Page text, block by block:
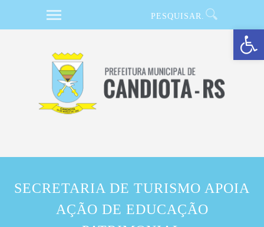
Barra de Ferramentas Aberta
SECRETARIA DE TURISMO APOIA
AÇÃO DE EDUCAÇÃO